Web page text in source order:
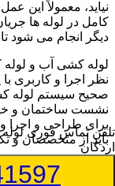
نیاید، معمولاً این
کامل در لوله ها
دیگر انجام می شود
لوله کشی آب و لوله
نظر اجرا و کاربری
صحیح سیستم لوله
نشست ساختمان و
برای طراحی و اجرا
باید از متخصصان و
تلفن تماس فوری
اردکان